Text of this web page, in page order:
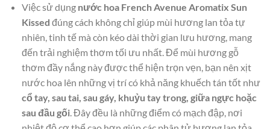
Việc sử dụng nước hoa French Avenue Aromatix Sun
Kissed đúng cách không chỉ giúp mùi hương lan tỏa tự
nhiên, tinh tế mà còn kéo dài thời gian lưu hương, mang
đến trải nghiệm thơm tối ưu nhất. Để mùi hương gỗ
thơm đầy nắng này được thể hiện trọn vẹn, bạn nên xịt
nước hoa lên những vị trí có khả năng khuếch tán tốt như
cổ tay, sau tai, sau gáy, khuỷu tay trong, giữa ngực hoặc
sau đầu gối. Đây đều là những điểm có mạch đập, nơi